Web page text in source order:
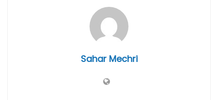
Sahar Mechri